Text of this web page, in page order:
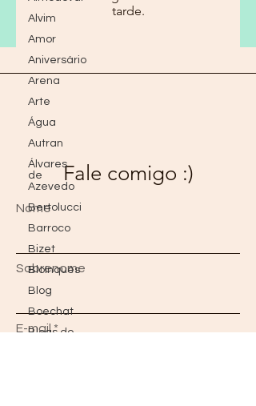
Alvim
Amor
Aniversário
Arena
Arte
Água
Autran
Álvares
de
Azevedo
Bertolucci
Barroco
Bizet
Bloínquês
Blog
Boechat
Blogs do
tarde.
Fale comigo :)
Nome
Sobrenome
E-mail